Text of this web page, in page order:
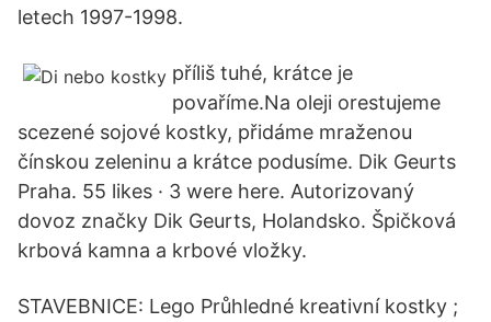
letech 1997-1998.
příliš tuhé, krátce je
povaříme.Na oleji orestujeme
scezené sojové kostky, přidáme mraženou
čínskou zeleninu a krátce podusíme. Dik Geurts
Praha. 55 likes · 3 were here. Autorizovaný
dovoz značky Dik Geurts, Holandsko. Špičková
krbová kamna a krbové vložky.
STAVEBNICE: Lego Průhledné kreativní kostky ;